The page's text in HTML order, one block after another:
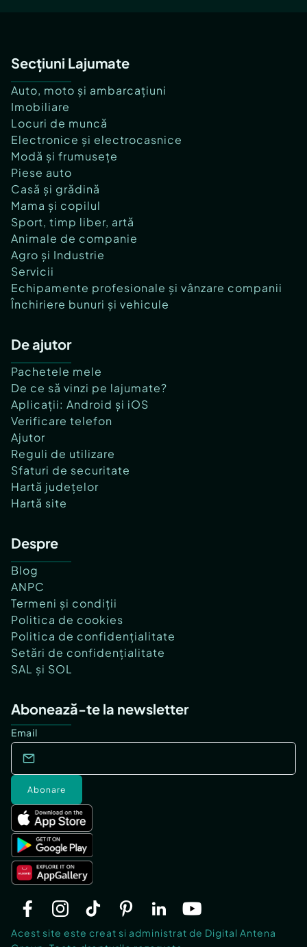
Secțiuni Lajumate
Auto, moto și ambarcațiuni
Imobiliare
Locuri de muncă
Electronice și electrocasnice
Modă și frumusețe
Piese auto
Casă și grădină
Mama și copilul
Sport, timp liber, artă
Animale de companie
Agro și Industrie
Servicii
Echipamente profesionale și vânzare companii
Închiriere bunuri și vehicule
De ajutor
Pachetele mele
De ce să vinzi pe lajumate?
Aplicații: Android și iOS
Verificare telefon
Ajutor
Reguli de utilizare
Sfaturi de securitate
Hartă județelor
Hartă site
Despre
Blog
ANPC
Termeni și condiții
Politica de cookies
Politica de confidențialitate
Setări de confidențialitate
SAL și SOL
Abonează-te la newsletter
Email
Abonare
Acest site este creat si administrat de Digital Antena